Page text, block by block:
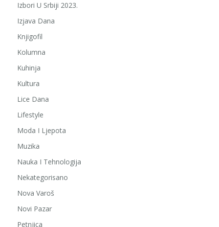
Izbori U Srbiji 2023.
Izjava Dana
Knjigofil
Kolumna
Kuhinja
Kultura
Lice Dana
Lifestyle
Moda I Ljepota
Muzika
Nauka I Tehnologija
Nekategorisano
Nova Varoš
Novi Pazar
Petnjica